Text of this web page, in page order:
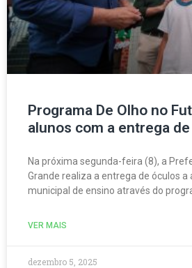
Programa De Olho no
alunos com a entrega
Na próxima segunda-feira (8), a
Grande realiza a entrega de óculos a
municipal de ensino através do
VER MAIS
dezembro 5, 2025